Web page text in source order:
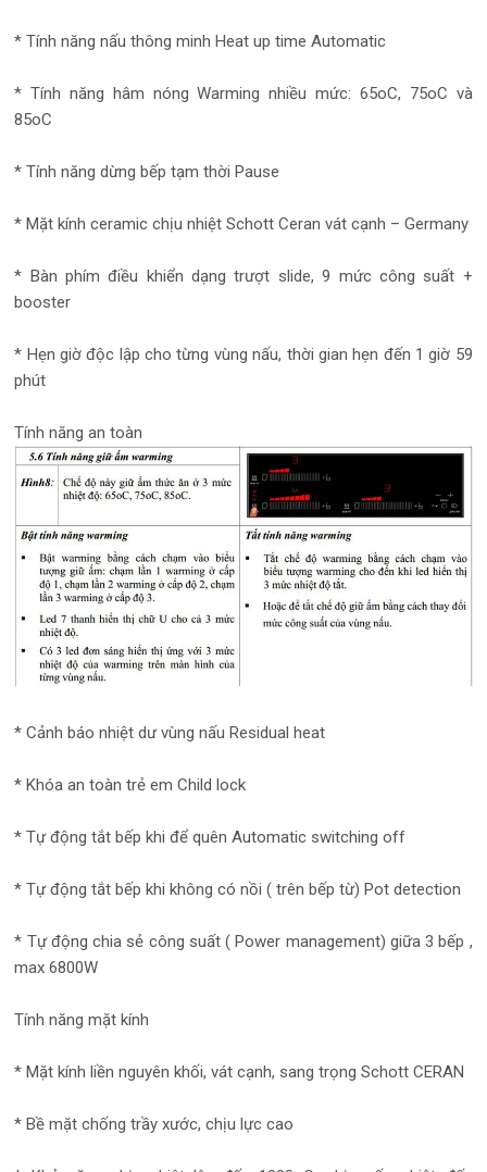
* Tính năng nấu thông minh Heat up time Automatic
* Tính năng hâm nóng Warming nhiều mức: 65oC, 75oC và
85oC
* Tính năng dừng bếp tạm thời Pause
* Mặt kính ceramic chịu nhiệt Schott Ceran vát cạnh – Germany
* Bàn phím điều khiển dạng trượt slide, 9 mức công suất +
booster
* Hẹn giờ độc lập cho từng vùng nấu, thời gian hẹn đến 1 giờ 59
phút
Tính năng an toàn
* Cảnh báo nhiệt dư vùng nấu Residual heat
* Khóa an toàn trẻ em Child lock
* Tự động tắt bếp khi để quên Automatic switching off
* Tự động tắt bếp khi không có nồi ( trên bếp từ) Pot detection
* Tự động chia sẻ công suất ( Power management) giữa 3 bếp ,
max 6800W
Tính năng mặt kính
* Mặt kính liền nguyên khối, vát cạnh, sang trọng Schott CERAN
* Bề mặt chống trầy xước, chịu lực cao